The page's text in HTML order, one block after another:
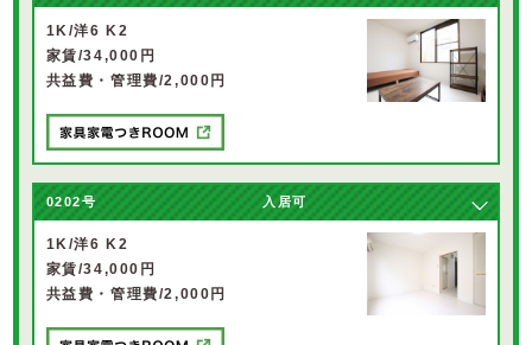
1K/洋6 K2
家賃/34,000円
共益費・管理費/2,000円
0202号 入居可
1K/洋6 K2
家賃/34,000円
共益費・管理費/2,000円